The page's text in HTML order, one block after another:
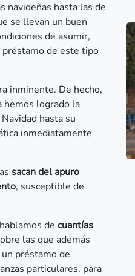
navideñas hasta las de
se llevan un buen
de asumir,
préstamo de este tipo
inminente. De hecho,
hemos logrado la
hasta su
inmediatamente
sacan del apuro
, susceptible de
de cuantías
las que además
préstamo de
particulares, para